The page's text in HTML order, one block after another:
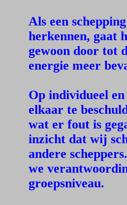
Als een
herkennen, gaat
gewoon door tot
energie meer
Op individueel
elkaar te
wat er fout is
inzicht dat wij
andere
we
groepsniveau.